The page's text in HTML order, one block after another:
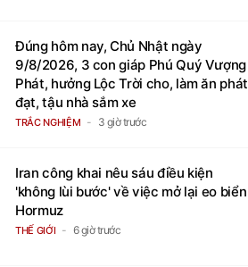
Đúng hôm nay, Chủ Nhật ngày
9/8/2026, 3 con giáp Phú Quý Vượng
Phát, hưởng Lộc Trời cho, làm ăn phát
đạt, tậu nhà sắm xe
TRẮC NGHIỆM 3 giờ trước
Iran công khai nêu sáu điều kiện
'không lùi bước' về việc mở lại eo biển
Hormuz
THẾ GIỚI 6 giờ trước